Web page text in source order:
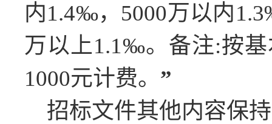
内1.4‰，5000万以内
万以上1.1‰。备注:按基
1000元计费。 ”
招标文件其他内容保